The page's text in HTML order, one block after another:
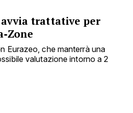
trattative per
Eurazeo, che manterrà una
valutazione intorno a 2